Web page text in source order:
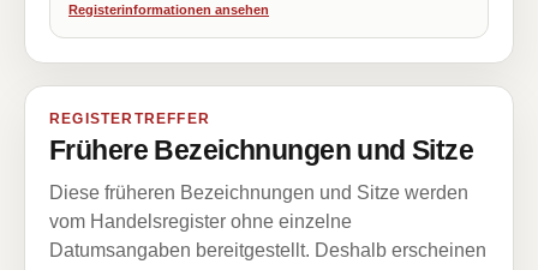
Registerinformationen ansehen
REGISTERTREFFER
Frühere Bezeichnungen und Sitze
Diese früheren Bezeichnungen und Sitze werden
vom Handelsregister ohne einzelne
Datumsangaben bereitgestellt. Deshalb erscheinen